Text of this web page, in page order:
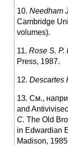
10. Needham
Cambridge
volumes).
11. Rose S. P.
Press, 1987.
12. Descartes
13. См.,
and
C. The Old
in Edwardian
Madison,